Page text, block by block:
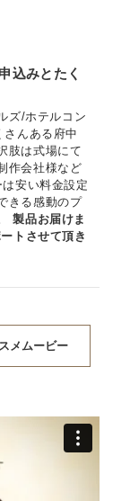
込みとたく
ズ/ホテルコン
んある府中
肢は式場にて
作会社様など
安い料金設定
きる感動のプ
製品お届けま
トさせて頂き
メムービー